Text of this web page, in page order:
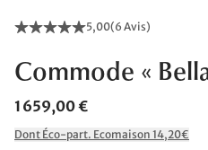
5,00(6 Avis)
Commode «
1 659,00 €
Dont Éco-part. Ecomaison 14,20€